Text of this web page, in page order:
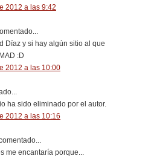
2012 a las 9:42
Díaz y si hay algún sitio al que
:D
2012 a las 10:00
ha sido eliminado por el autor.
2012 a las 10:16
me encantaría porque...